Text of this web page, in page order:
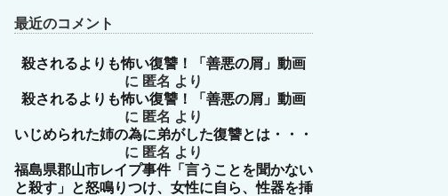
最近のコメント
殺されるよりも怖い復讐！「善悪の屑」動画
に 匿名 より
殺されるよりも怖い復讐！「善悪の屑」動画
に 匿名 より
いじめられた姉の為に弟がした復讐とは・・・
に 匿名 より
福島県郡山市レイプ事件「言うことを聞かない
と殺す」と怒鳴りつけ、女性に自ら、性器を挿